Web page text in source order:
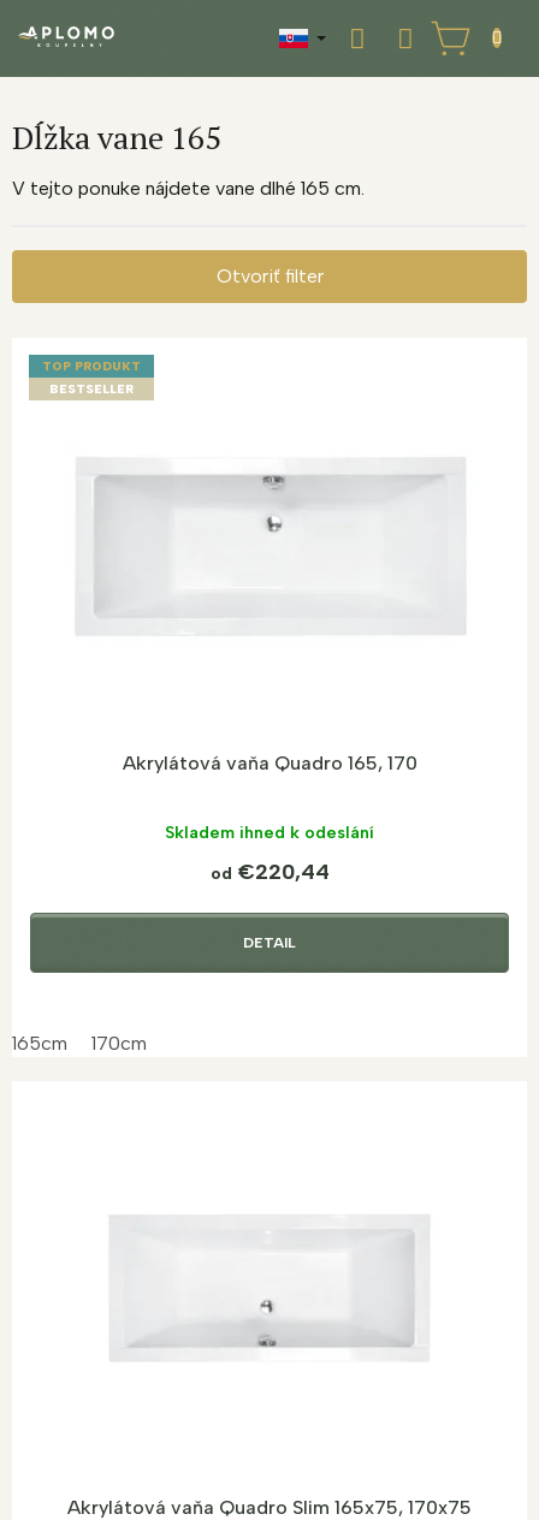
NÁKUPNÝ
KOŠÍK
Dĺžka vane 165
V tejto ponuke nájdete vane dlhé 165 cm.
Otvoriť filter
TOP PRODUKT
BESTSELLER
Akrylátová vaňa Quadro 165, 170
Skladem ihned k odeslání
od €220,44
DETAIL
165cm 170cm
Akrylátová vaňa Quadro Slim 165x75, 170x75